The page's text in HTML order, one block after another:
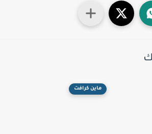
ماين كرافت